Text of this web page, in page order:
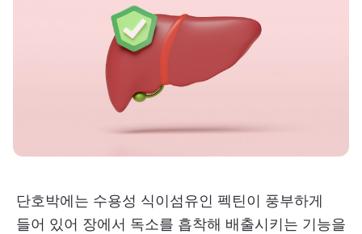
단호박에는 수용성 식이섬유인 펙틴이 풍부하게
들어 있어 장에서 독소를 흡착해 배출시키는 기능을